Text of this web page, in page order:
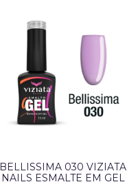
BELLISSIMA 030 VIZIATA
NAILS ESMALTE EM GEL